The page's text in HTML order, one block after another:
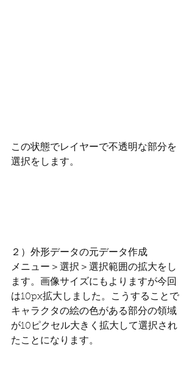
この状態でレイヤーで不透明な部分を
選択をします。
２）外形データの元データ作成
メニュー＞選択＞選択範囲の拡大をし
ます。画像サイズにもよりますが今回
は10px拡大しました。こうすることで
キャラクタの絵の色がある部分の領域
が10ピクセル大きく拡大して選択され
たことになります。